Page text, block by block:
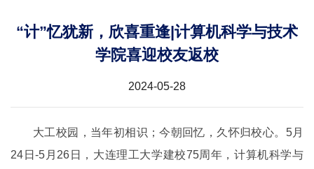
“计”忆犹新，欣喜重逢|计算机科学与技术
学院喜迎校友返校
2024-05-28
大工校园，当年初相识；今朝回忆，久怀归校心。5月
24日-5月26日，大连理工大学建校75周年，计算机科学与